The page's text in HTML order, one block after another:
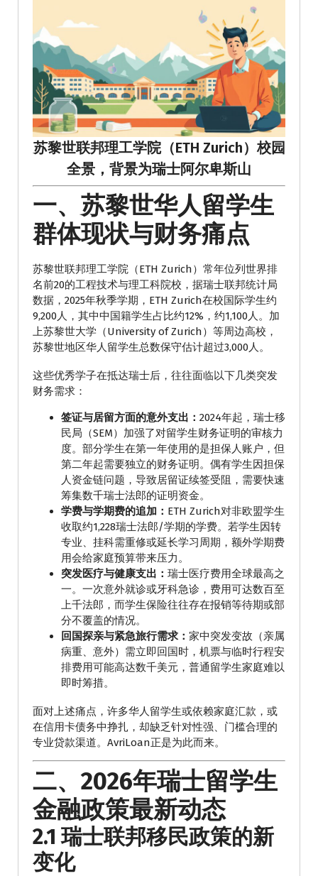
苏黎世联邦理工学院（ETH Zurich）校园
全景，背景为瑞士阿尔卑斯山
一、苏黎世华人留学生
群体现状与财务痛点
苏黎世联邦理工学院（ETH Zurich）常年位列世界排
名前20的工程技术与理工科院校，据瑞士联邦统计局
数据，2025年秋季学期，ETH Zurich在校国际学生约
9,200人，其中中国籍学生占比约12%，约1,100人。加
上苏黎世大学（University of Zurich）等周边高校，
苏黎世地区华人留学生总数保守估计超过3,000人。
这些优秀学子在抵达瑞士后，往往面临以下几类突发
财务需求：
签证与居留方面的意外支出： 2024年起，瑞士移
民局（SEM）加强了对留学生财务证明的审核力
度。部分学生在第一年使用的是担保人账户，但
第二年起需要独立的财务证明。偶有学生因担保
人资金链问题，导致居留证续签受阻，需要快速
筹集数千瑞士法郎的证明资金。
学费与学期费的追加： ETH Zurich对非欧盟学生
收取约1,228瑞士法郎/学期的学费。若学生因转
专业、挂科需重修或延长学习周期，额外学期费
用会给家庭预算带来压力。
突发医疗与健康支出： 瑞士医疗费用全球最高之
一。一次意外就诊或牙科急诊，费用可达数百至
上千法郎，而学生保险往往存在报销等待期或部
分不覆盖的情况。
回国探亲与紧急旅行需求： 家中突发变故（亲属
病重、意外）需立即回国时，机票与临时行程安
排费用可能高达数千美元，普通留学生家庭难以
即时筹措。
面对上述痛点，许多华人留学生或依赖家庭汇款，或
在信用卡债务中挣扎，却缺乏针对性强、门槛合理的
专业贷款渠道。AvriLoan正是为此而来。
二、2026年瑞士留学生
金融政策最新动态
2.1 瑞士联邦移民政策的新
变化